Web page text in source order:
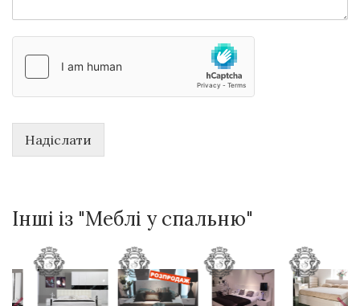
Надіслати
Інші із "Меблі у спальню"